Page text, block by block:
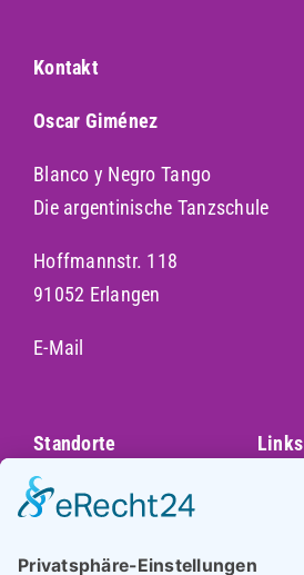
Kontakt
Oscar Giménez
Blanco y Negro Tango
Die argentinische Tanzschule
Hoffmannstr. 118
91052 Erlangen
E-Mail
Standorte
Augsburg
Darmstadt
Links